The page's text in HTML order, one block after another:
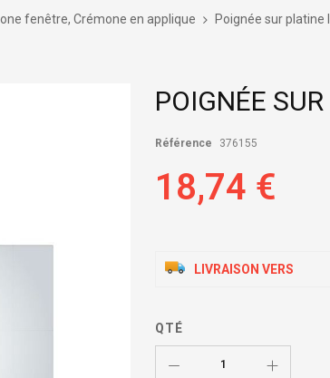
fenêtre, Crémone en applique Poignée sur platine
POIGNÉE
Référence 376155
18,74 €
LIVRAISON VERS
QTÉ